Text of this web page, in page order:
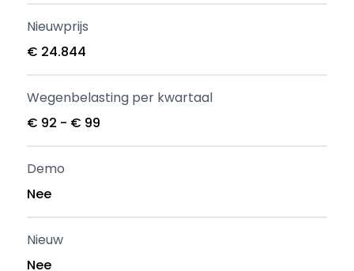
Nieuwprijs
€ 24.844
Wegenbelasting per kwartaal
€ 92 - € 99
Demo
Nee
Nieuw
Nee